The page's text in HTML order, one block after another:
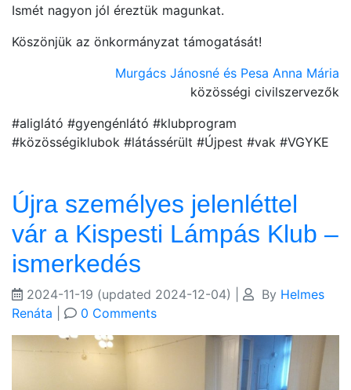
Ismét nagyon jól éreztük magunkat.
Köszönjük az önkormányzat támogatását!
Murgács Jánosné és Pesa Anna Mária
közösségi civilszervezők
#aliglátó #gyengénlátó #klubprogram
#közösségiklubok #látássérült #Újpest #vak #VGYKE
Újra személyes jelenléttel
vár a Kispesti Lámpás Klub –
ismerkedés
2024-11-19 (updated 2024-12-04) By Helmes
Renáta
0 Comments